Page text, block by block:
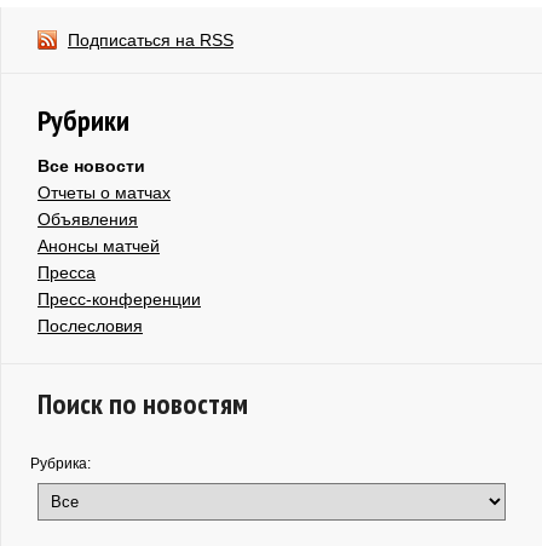
Подписаться на RSS
Рубрики
Все новости
Отчеты о матчах
Объявления
Анонсы матчей
Пресса
Пресс-конференции
Послесловия
Поиск по новостям
Рубрика: